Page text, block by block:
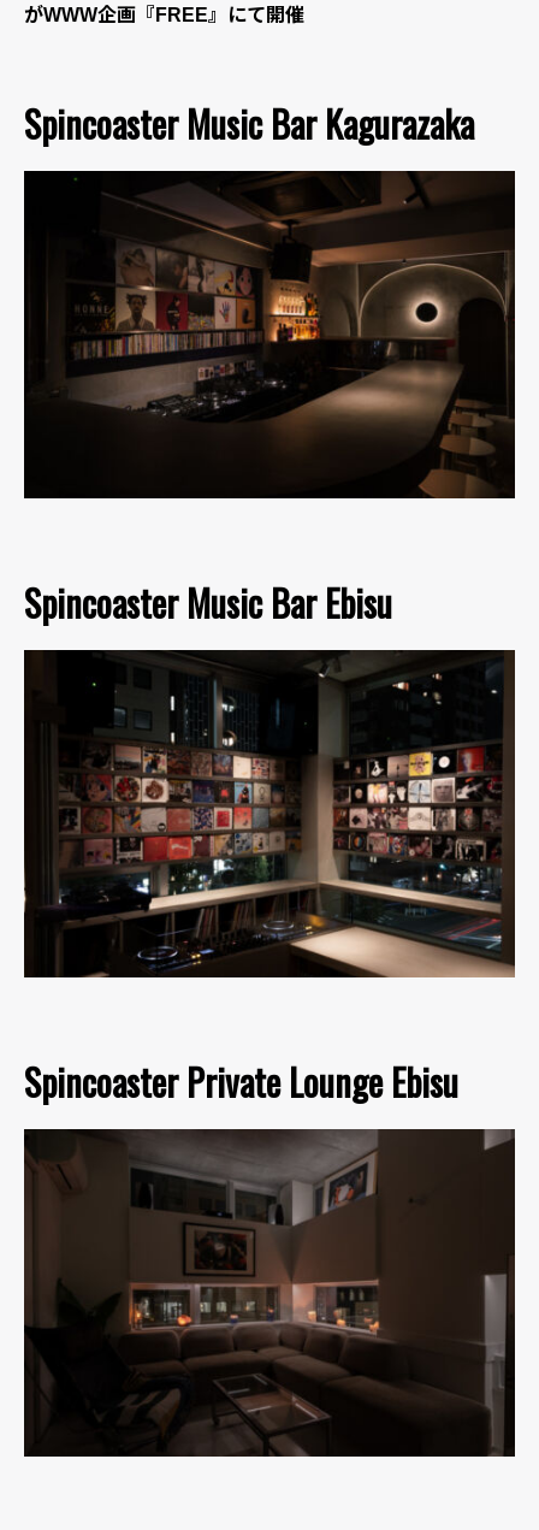
がWWW企画『FREE』にて開催
Spincoaster Music Bar Kagurazaka
Spincoaster Music Bar Ebisu
Spincoaster Private Lounge Ebisu